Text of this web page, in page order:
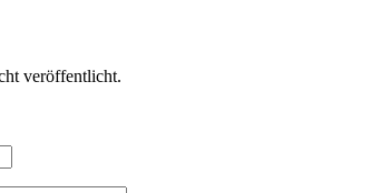
veröffentlicht.